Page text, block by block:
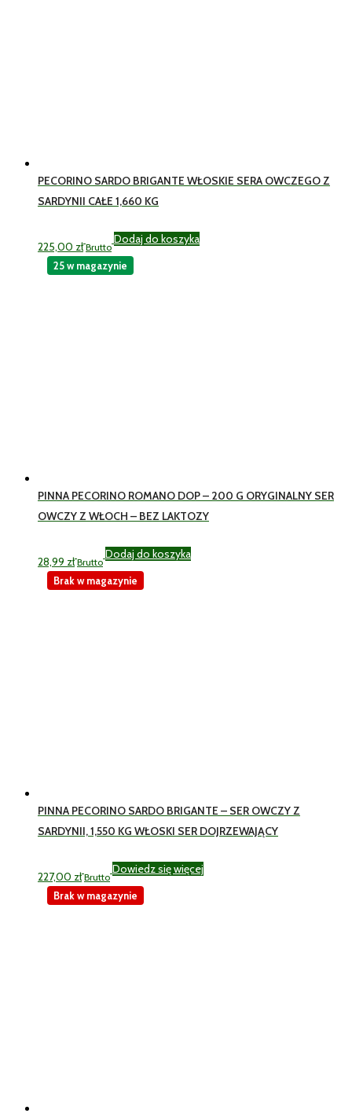
PECORINO SARDO BRIGANTE WŁOSKIE SERA OWCZEGO Z
SARDYNII CAŁE 1,660 KG
225,00 zł Brutto
Dodaj do koszyka
PINNA PECORINO ROMANO DOP – 200 G ORYGINALNY SER
OWCZY Z WŁOCH – BEZ LAKTOZY
28,99 zł Brutto
Dodaj do koszyka
25 w magazynie
PINNA PECORINO SARDO BRIGANTE – SER OWCZY Z
SARDYNII, 1,550 KG WŁOSKI SER DOJRZEWAJĄCY
227,00 zł Brutto
Dowiedz się więcej
Brak w magazynie
Brak w magazynie